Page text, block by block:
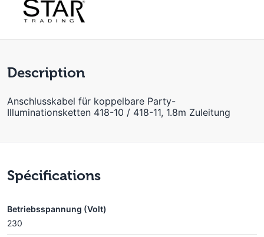
Description
Anschlusskabel für koppelbare Party-
Illuminationsketten 418-10 / 418-11, 1.8m Zuleitung
Spécifications
Betriebsspannung (Volt)
230